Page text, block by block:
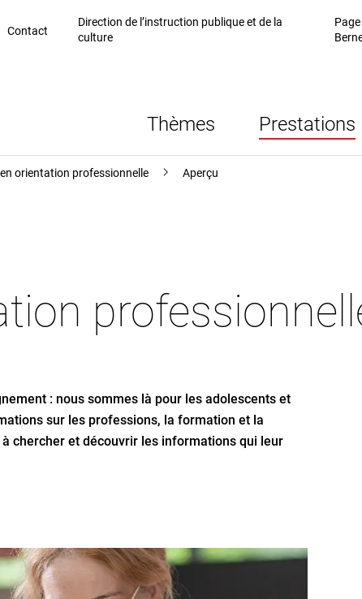
Contact
Direction de l’instruction publique et de la
culture
Thèmes Prestations
orientation professionnelle Aperçu
: nous sommes là pour les adolescents et
sur les professions, la formation et la
chercher et découvrir les informations qui leur